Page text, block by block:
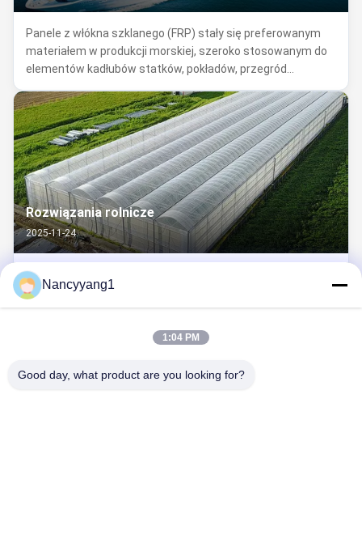
Panele z włókna szklanego (FRP) stały się preferowanym
materiałem w produkcji morskiej, szeroko stosowanym do
elementów kadłubów statków, pokładów, przegród
publicznych statków wycieczkowych. Stopniowo zastępują
tradycyjną stal i drewno morskie, ...
Rozwiązania rolnicze
2025-11-24
Panele oświetleniowe z włókna szklanego stały się
głównym materiałem w budowie nowoczesnych szklarni
rolniczych, szeroko stosowanym w obszarach oświetlenia
dachów i ścian bocznych szklarni, stopniowo zastępując
tradycyjne folie plastikowe i zwykłe szkło. Kluczem do ich
SKONTAKTUJ SIĘ Z NAMI
Nancyyang1
1:04 PM
Good day, what product are you looking for?